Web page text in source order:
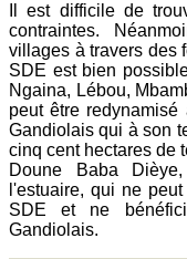
Il est difficile de
contraintes.
villages à travers des
SDE est bien
Ngaina, Lébou,
peut être
Gandiolais qui à son
cinq cent hectares de
Doune Baba
l'estuaire, qui ne
SDE et ne
Gandiolais.